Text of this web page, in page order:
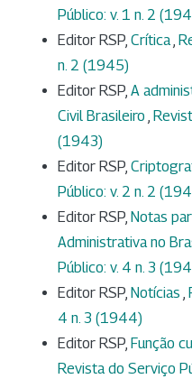
Público: v. 1 n. 2
Editor RSP, Crítica,
n. 2 (1945)
Editor RSP, A
Civil Brasileiro ,
(1943)
Editor RSP,
Público: v. 2 n. 2
Editor RSP, Notas
Administrativa no
Público: v. 4 n. 3
Editor RSP, Notícias ,
4 n. 3 (1944)
Editor RSP, Função
Revista do Serviço